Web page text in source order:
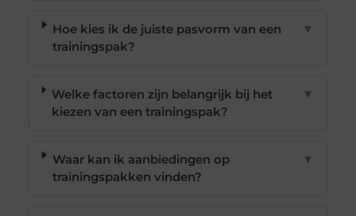
Hoe kies ik de juiste pasvorm van een
trainingspak?
▼
Welke factoren zijn belangrijk bij het
kiezen van een trainingspak?
▼
Waar kan ik aanbiedingen op
trainingspakken vinden?
▼